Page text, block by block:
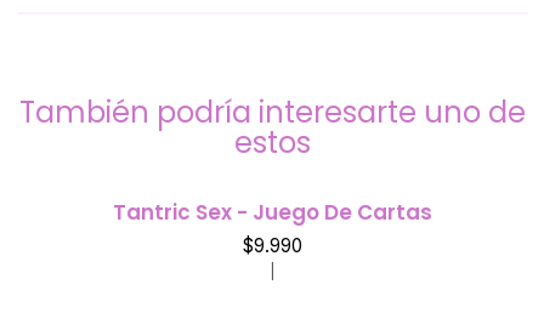
También podría interesarte uno de
estos
Tantric Sex - Juego De Cartas
$9.990